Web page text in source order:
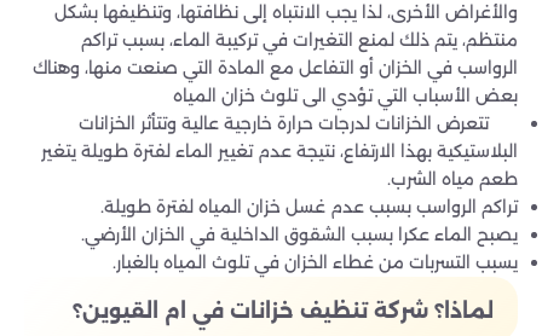
والأغراض الأخرى، لذا يجب الانتباه إلى نظافتها، وتنظيفها بشكل
منتظم، يتم ذلك لمنع التغيرات في تركيبة الماء، بسبب تراكم
الرواسب في الخزان أو التفاعل مع المادة التي صنعت منها، وهناك
بعض الأسباب التي تؤدي الى تلوث خزان المياه
تتعرض الخزانات لدرجات حرارة خارجية عالية وتتأثر الخزانات
البلاستيكية بهذا الارتفاع، نتيجة عدم تغيير الماء لفترة طويلة يتغير
طعم مياه الشرب.
تراكم الرواسب بسبب عدم غسل خزان المياه لفترة طويلة.
يصبح الماء عكرا بسبب الشقوق الداخلية في الخزان الأرضي.
يسبب التسربات من غطاء الخزان في تلوث المياه بالغبار.
لماذا؟ شركة تنظيف خزانات في ام القيوين؟